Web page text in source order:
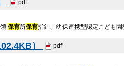
pdf
領保育所保育指針、幼保連携型認定こども
） pdf